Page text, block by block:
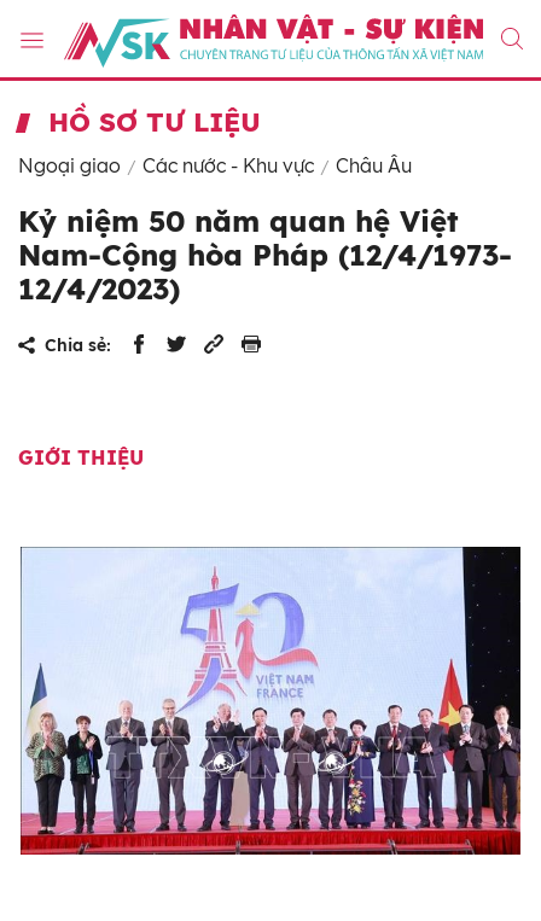
HỒ SƠ TƯ LIỆU
Ngoại giao Các nước - Khu vực Châu Âu
Kỷ niệm 50 năm quan hệ Việt
Nam-Cộng hòa Pháp (12/4/1973-
12/4/2023)
Chia sẻ:
GIỚI THIỆU